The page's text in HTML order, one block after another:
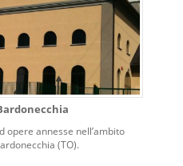
opere annesse nell’ambito
(TO).